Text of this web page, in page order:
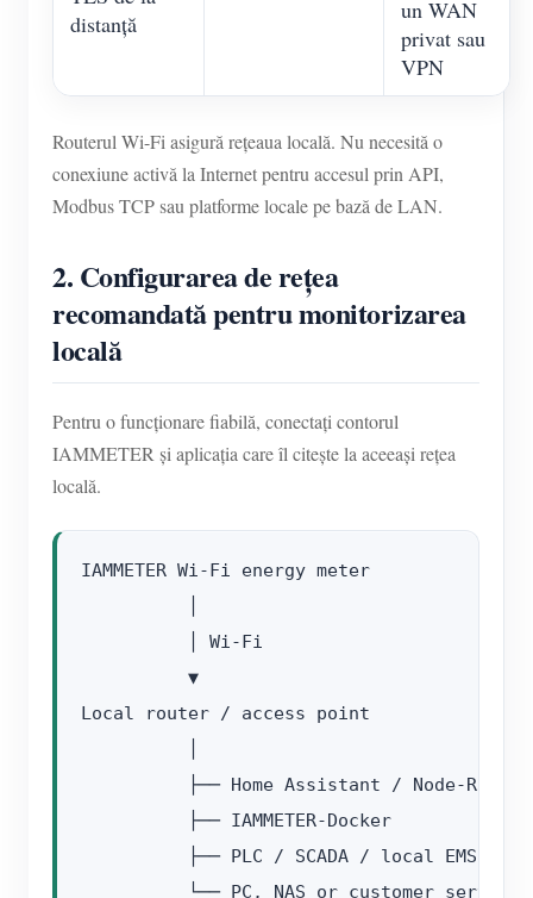
distanță
un WAN
privat sau
VPN
Routerul Wi-Fi asigură rețeaua locală. Nu necesită o
conexiune activă la Internet pentru accesul prin API,
Modbus TCP sau platforme locale pe bază de LAN.
2. Configurarea de rețea
recomandată pentru monitorizarea
locală
Pentru o funcționare fiabilă, conectați contorul
IAMMETER și aplicația care îl citește la aceeași rețea
locală.
IAMMETER Wi-Fi energy meter
          │ Wi-Fi
          ▼
Local router / access point
          ├── Home Assistant / Node-RED
          ├── IAMMETER-Docker
          ├── PLC / SCADA / local EMS